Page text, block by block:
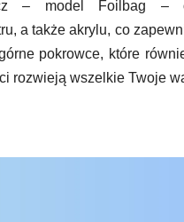
– model Foilbag –
a także akrylu, co
pokrowce, które
rozwieją wszelkie Twoje